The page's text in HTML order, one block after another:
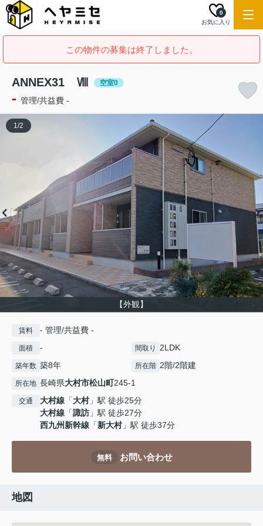
お気に入り
0
この物件の募集は終了しました。
ANNEX31 Ⅷ 空室0
- 管理/共益費 -
【外観】
1/2
賃料 - 管理/共益費 -
面積 - 間取り 2LDK
築年数 築8年 所在階 2階/2階建
所在地 長崎県大村市松山町245-1
交通 大村線 「大村」駅 徒歩25分
大村線 「諏訪 」駅 徒歩27分
西九州新幹線 「新大村」駅 徒歩37分
無料 お問い合わせ
地図